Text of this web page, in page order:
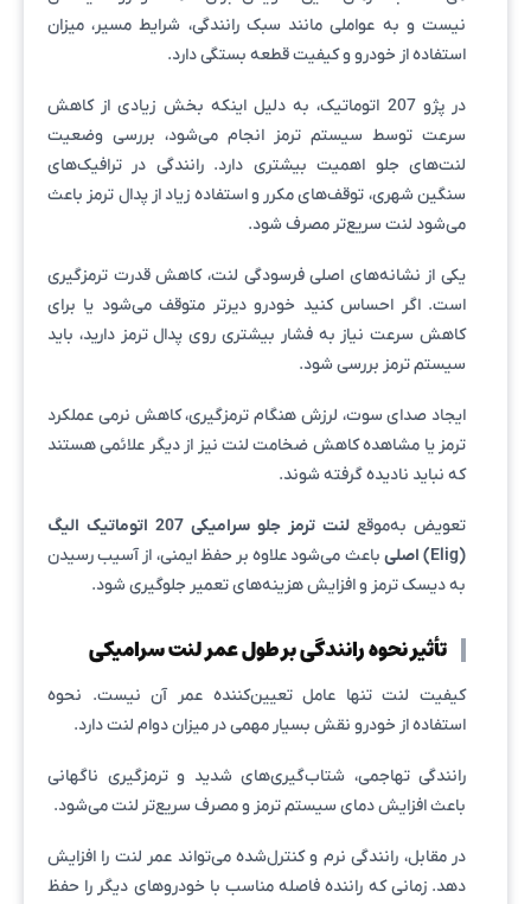
نیست و به عواملی مانند سبک رانندگی، شرایط مسیر، میزان
استفاده از خودرو و کیفیت قطعه بستگی دارد.
در پژو 207 اتوماتیک، به دلیل اینکه بخش زیادی از کاهش
سرعت توسط سیستم ترمز انجام می‌شود، بررسی وضعیت
لنت‌های جلو اهمیت بیشتری دارد. رانندگی در ترافیک‌های
سنگین شهری، توقف‌های مکرر و استفاده زیاد از پدال ترمز باعث
می‌شود لنت سریع‌تر مصرف شود.
یکی از نشانه‌های اصلی فرسودگی لنت، کاهش قدرت ترمزگیری
است. اگر احساس کنید خودرو دیرتر متوقف می‌شود یا برای
کاهش سرعت نیاز به فشار بیشتری روی پدال ترمز دارید، باید
سیستم ترمز بررسی شود.
ایجاد صدای سوت، لرزش هنگام ترمزگیری، کاهش نرمی عملکرد
ترمز یا مشاهده کاهش ضخامت لنت نیز از دیگر علائمی هستند
که نباید نادیده گرفته شوند.
تعویض به‌موقع
لنت ترمز جلو سرامیکی 207 اتوماتیک الیگ
(Elig) اصلی
باعث می‌شود علاوه بر حفظ ایمنی، از آسیب رسیدن
به دیسک ترمز و افزایش هزینه‌های تعمیر جلوگیری شود.
تأثیر نحوه رانندگی بر طول عمر لنت سرامیکی
کیفیت لنت تنها عامل تعیین‌کننده عمر آن نیست. نحوه
استفاده از خودرو نقش بسیار مهمی در میزان دوام لنت دارد.
رانندگی تهاجمی، شتاب‌گیری‌های شدید و ترمزگیری ناگهانی
باعث افزایش دمای سیستم ترمز و مصرف سریع‌تر لنت می‌شود.
در مقابل، رانندگی نرم و کنترل‌شده می‌تواند عمر لنت را افزایش
دهد. زمانی که راننده فاصله مناسب با خودروهای دیگر را حفظ